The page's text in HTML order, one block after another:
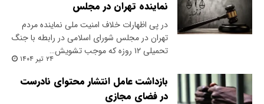
نماینده تهران در مجلس
در پی اظهارات خلاف امنیت ملی نماینده مردم
تهران در مجلس شورای اسلامی در رابطه با جنگ
تحمیلی ۱۲ روزه که موجب تشویش…
۲۴ تیر ۱۴۰۴
بازداشت عامل انتشار محتوای نادرست
در فضای مجازی